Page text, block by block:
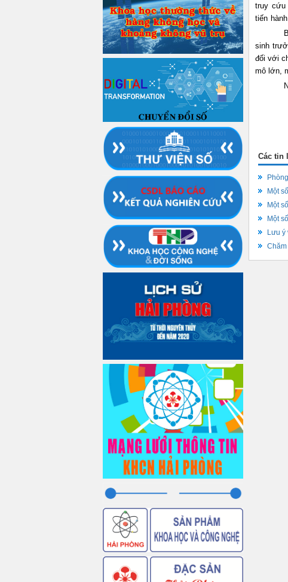
truy cứu
tiến
sinh
đối với
mô lớn,
Các tin
Một
Một
Một
Lưu ý